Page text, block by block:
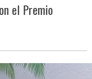
el Premio